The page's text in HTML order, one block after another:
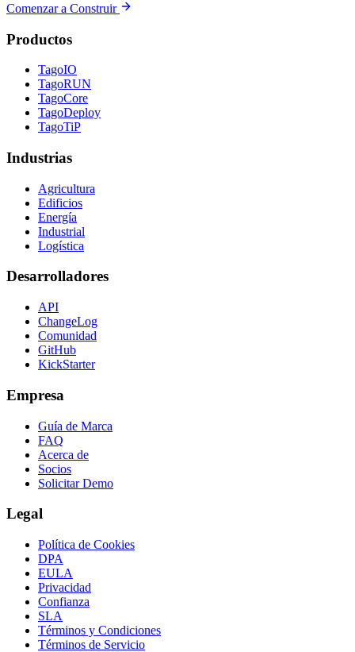
Comenzar a Construir
Productos
TagoIO
TagoRUN
TagoCore
TagoDeploy
TagoTiP
Industrias
Agricultura
Edificios
Energía
Industrial
Logística
Desarrolladores
API
ChangeLog
Comunidad
GitHub
KickStarter
Empresa
Guía de Marca
FAQ
Acerca de
Socios
Solicitar Demo
Legal
Política de Cookies
DPA
EULA
Privacidad
Confianza
SLA
Términos y Condiciones
Términos de Servicio